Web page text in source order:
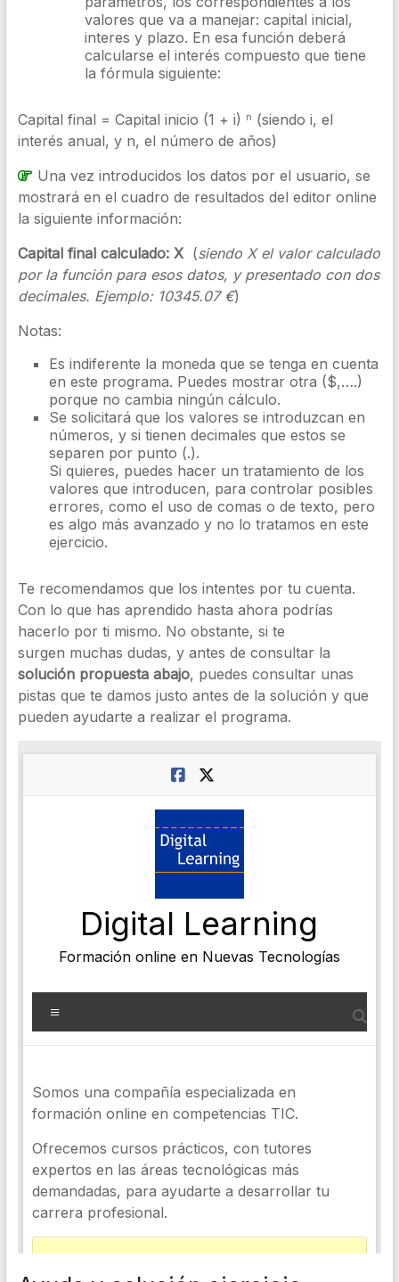
valores que va a manejar: capital inicial,
interes y plazo. En esa función deberá
calcularse el interés compuesto que tiene
la fórmula siguiente:
Capital final = Capital inicio (1 + i) n (siendo i, el
interés anual, y n, el número de años)
Una vez introducidos los datos por el usuario, se
mostrará en el cuadro de resultados del editor online
la siguiente información:
Capital final calculado: X(siendo X el valor calculado
por la función para esos datos, y presentado con dos
decimales. Ejemplo: 10345.07 €)
Notas:
Es indiferente la moneda que se tenga en cuenta
en este programa. Puedes mostrar otra ($,….)
porque no cambia ningún cálculo.
Se solicitará que los valores se introduzcan en
números, y si tienen decimales que estos se
separen por punto (.).
Si quieres, puedes hacer un tratamiento de los
valores que introducen, para controlar posibles
errores, como el uso de comas o de texto, pero
es algo más avanzado y no lo tratamos en este
ejercicio.
Te recomendamos que los intentes por tu cuenta.
Con lo que has aprendido hasta ahora podrías
hacerlo por ti mismo. No obstante, si te
surgen muchas dudas, y antes de consultar la
solución propuesta abajo, puedes consultar unas
pistas que te damos justo antes de la solución y que
pueden ayudarte a realizar el programa.